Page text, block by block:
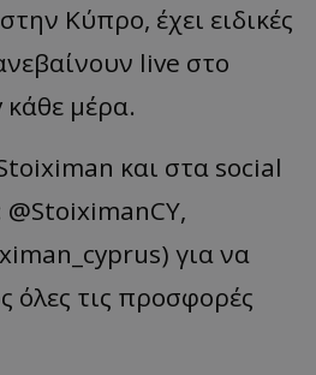
Κύπρο, έχει ειδικές
live στο
μέρα.
και στα social
για να
όλες τις προσφορές